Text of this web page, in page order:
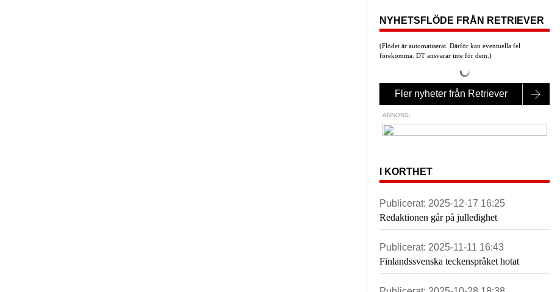
NYHETSFLÖDE FRÅN RETRIEVER
(Flödet är automatiserat. Därför kan eventuella fel
förekomma. DT ansvarar inte för dem.)
Fler nyheter från Retriever
ANNONS:
I KORTHET
Publicerat: 2025-12-17 16:25
Redaktionen går på julledighet
Publicerat: 2025-11-11 16:43
Finlandssvenska teckenspråket hotat